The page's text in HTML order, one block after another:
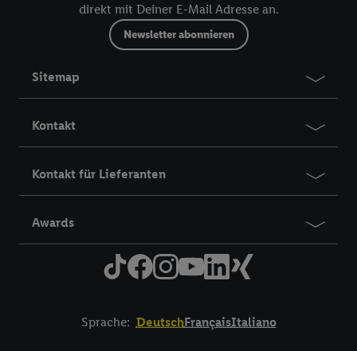
direkt mit Deiner E-Mail Adresse an.
Newsletter abonnieren
Sitemap
Kontakt
Kontakt für Lieferanten
Awards
Sprache: DeutschFrançaisItaliano